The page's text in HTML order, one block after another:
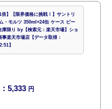
倍】【限界価格に挑戦！】サントリ
・モルツ 350ml×24缶 ケース ビー
庫限り by【検索元：楽天市場】ショ
事楽天市場店【データ取得：
】
5,333 円